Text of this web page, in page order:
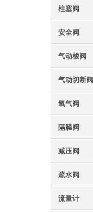
柱塞阀
安全阀
气动梭阀
气动切断阀
氧气阀
隔膜阀
减压阀
疏水阀
流量计